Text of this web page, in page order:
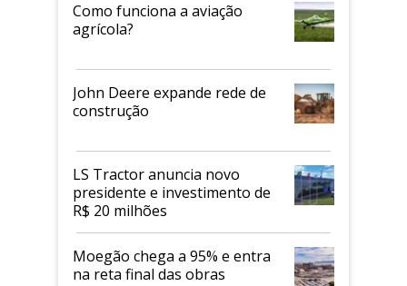
Como funciona a aviação
agrícola?
John Deere expande rede de
construção
LS Tractor anuncia novo
presidente e investimento de
R$ 20 milhões
Moegão chega a 95% e entra
na reta final das obras